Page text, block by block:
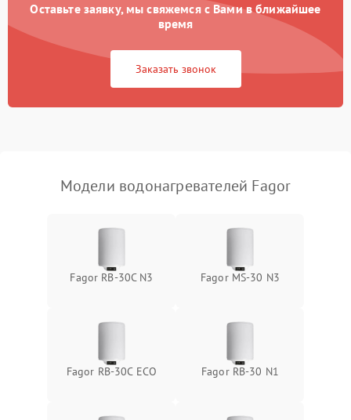
Оставьте заявку, мы свяжемся с Вами в ближайшее
время
Заказать звонок
Модели водонагревателей Fagor
Fagor RB-30C N3 Fagor MS-30 N3
Fagor RB-30C ECO Fagor RB-30 N1